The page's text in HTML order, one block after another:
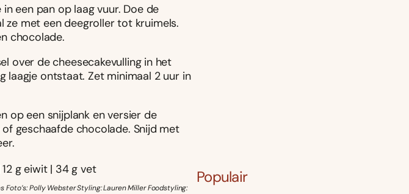
een pan op laag vuur. Doe de
ze met een deegroller tot kruimels.
chocolade.
over de cheesecakevulling in het
laagje ontstaat. Zet minimaal 2 uur in
op een snijplank en versier de
geschaafde chocolade. Snijd met
g eiwit | 34 g vet
Polly Webster Styling: Lauren Miller Foodstyling:
Populair